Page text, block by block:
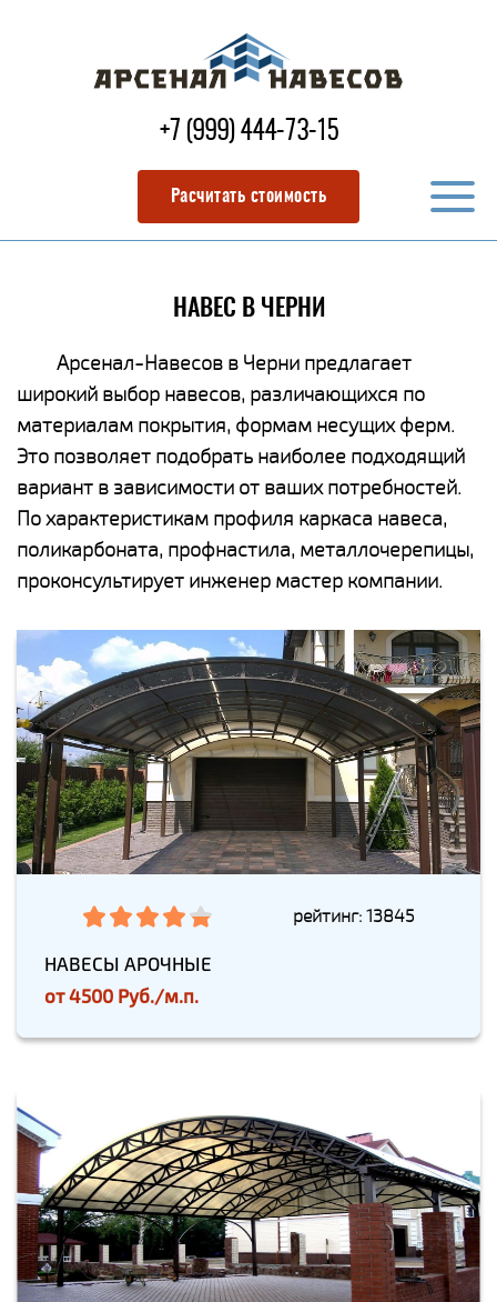
+7 (999) 444-73-15
Расчитать стоимость
НАВЕС В ЧЕРНИ
Арсенал-Навесов в Черни предлагает
широкий выбор навесов, различающихся по
материалам покрытия, формам несущих ферм.
Это позволяет подобрать наиболее подходящий
вариант в зависимости от ваших потребностей.
По характеристикам профиля каркаса навеса,
поликарбоната, профнастила, металлочерепицы,
проконсультирует инженер мастер компании.
рейтинг: 13845
НАВЕСЫ АРОЧНЫЕ
от4500 Руб./м.п.